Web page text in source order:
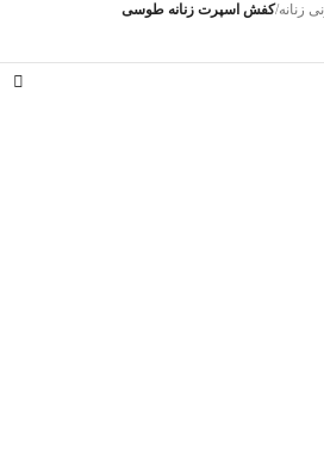
زنانه/کفش اسپرت زنانه طوسی